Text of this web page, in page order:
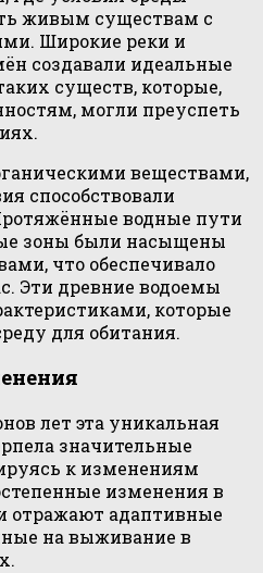
живым существам с
Широкие реки и
создавали идеальные
существ, которые,
могли преуспеть
веществами,
способствовали
водные пути
зоны были насыщены
что обеспечивало
Эти древние водоемы
которые
для обитания.
лет эта уникальная
значительные
к изменениям
изменения в
отражают адаптивные
на выживание в